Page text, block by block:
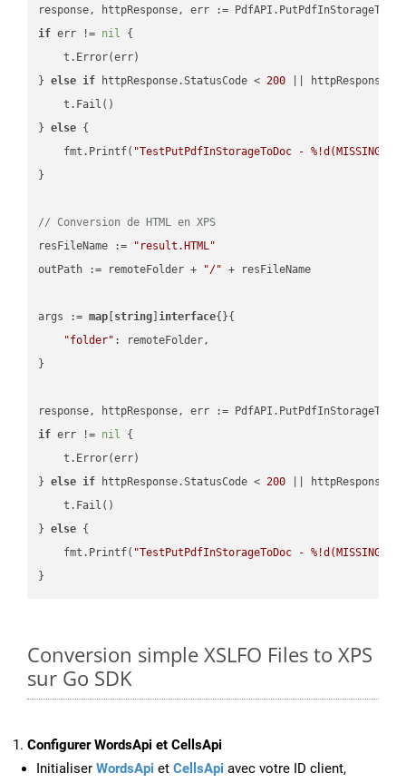
if err != nil {
    t.Error(err)
} else if httpResponse.StatusCode < 200 ||
    t.Fail()
} else {
    fmt.Printf(
"TestPutPdfInStorageToDoc - %!d(MISSING)\n"
}
// Conversion de HTML en XPS
resFileName :=
"result.HTML"
outPath := remoteFolder +
"/" + resFileName
args := map string ]interface{}{
"folder" : remoteFolder,
}
if err != nil {
    t.Error(err)
} else if httpResponse.StatusCode < 200 ||
    t.Fail()
} else {
    fmt.Printf(
"TestPutPdfInStorageToDoc - %!d(MISSING)\n"
Conversion simple XSLFO Files to XPS
sur Go SDK
Configurer WordsApi et CellsApi
Initialiser WordsApi et CellsApi avec votre ID client,